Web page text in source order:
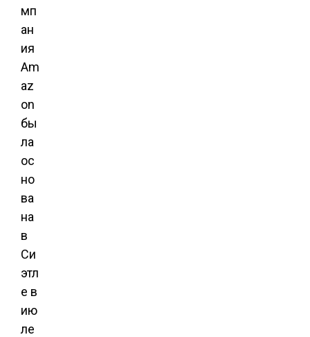
мп
ан
ия
Am
az
on
бы
ла
ос
но
ва
на
в
Си
этл
е в
ию
ле